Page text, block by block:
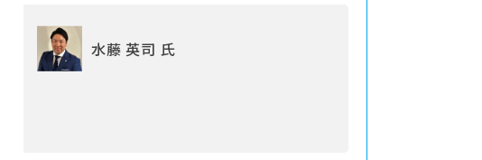
水藤 英司 氏